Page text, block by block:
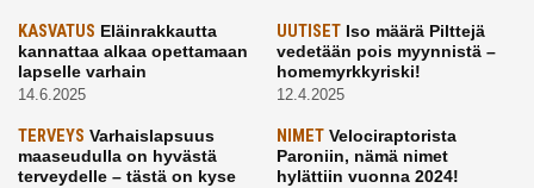
KASVATUS Eläinrakkautta
kannattaa alkaa opettamaan
lapselle varhain
14.6.2025
UUTISETIso määrä Pilttejä
vedetään pois myynnistä –
homemyrkkyriski!
12.4.2025
TERVEYS Varhaislapsuus
maaseudulla on hyvästä
terveydelle – tästä on kyse
NIMETVelociraptorista
Paroniin, nämä nimet
hylättiin vuonna 2024!